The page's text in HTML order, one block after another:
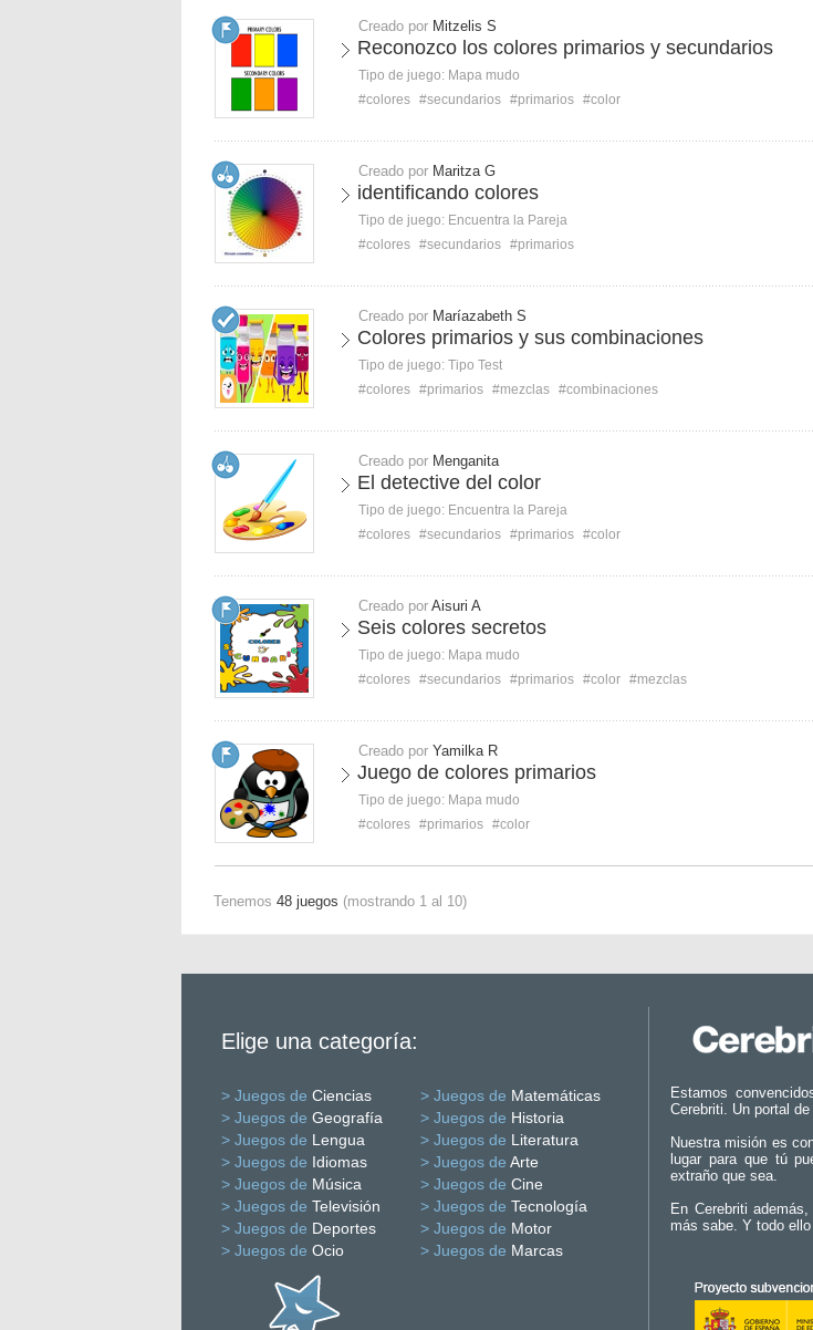
Creado por Mitzelis S
Reconozco los colores primarios y secundarios
Tipo de juego: Mapa mudo
#colores #secundarios #primarios #color
Creado por Maritza G
identificando colores
Tipo de juego: Encuentra la Pareja
#colores #secundarios #primarios
Creado por Maríazabeth S
Colores primarios y sus combinaciones
Tipo de juego: Tipo Test
#colores #primarios #mezclas #combinaciones
Creado por Menganita
El detective del color
Tipo de juego: Encuentra la Pareja
#colores #secundarios #primarios #color
Creado por Aisuri A
Seis colores secretos
Tipo de juego: Mapa mudo
#colores #secundarios #primarios #color #mezclas
Creado por Yamilka R
Juego de colores primarios
Tipo de juego: Mapa mudo
#colores #primarios #color
Tenemos 48 juegos (mostrando 1 al 10)
Elige una categoría:
> Juegos de Ciencias > Juegos de Matemáticas
> Juegos de Geografía > Juegos de Historia
> Juegos de Lengua > Juegos de Literatura
> Juegos de Idiomas > Juegos de Arte
> Juegos de Música > Juegos de Cine
> Juegos de Televisión > Juegos de Tecnología
> Juegos de Deportes > Juegos de Motor
> Juegos de Ocio > Juegos de Marcas
Estamos
Cerebriti. Un portal
Nuestra misión es
lugar para que tú
extraño que sea.
En Cerebriti
más sabe. Y todo